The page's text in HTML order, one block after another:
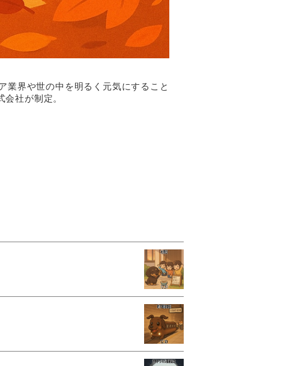
業界や世の中を明るく元気にすること
社が制定。